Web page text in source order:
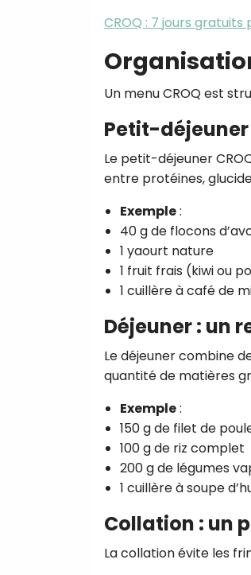
CROQ : 7 jours
Un menu CROQ est
Petit-
Le petit-déjeuner
entre protéines,
Exemple:
40 g de flocons
1 yaourt nature
1 fruit frais (kiwi ou
1 cuillère à café de
Déjeuner : un
Le déjeuner combine
quantité de matières
Exemple:
150 g de filet de
100 g de riz complet
200 g de légumes
1 cuillère à soupe
Collation : un
La collation évite les